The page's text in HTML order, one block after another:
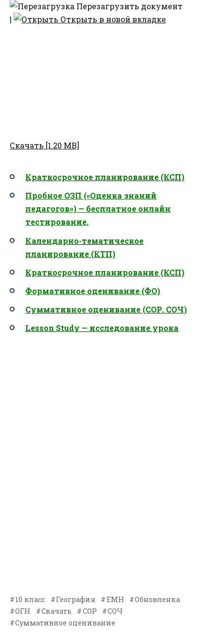
Перезагрузить документ
|
Открыть в новой вкладке
Скачать [1.20 MB]
Краткосрочное планирование (КСП)
Пробное ОЗП («Оценка знаний
педагогов») — бесплатное онлайн
тестирование.
Календарно-тематическое
планирование (КТП)
Краткосрочное планирование (КСП)
Формативное оценивание (ФО)
Суммативное оценивание (СОР, СОЧ)
Lesson Study — исследование урока
10 класс География ЕМН
Обновленка
ОГН
Скачать СОР
СОЧ
Суммативное оценивание